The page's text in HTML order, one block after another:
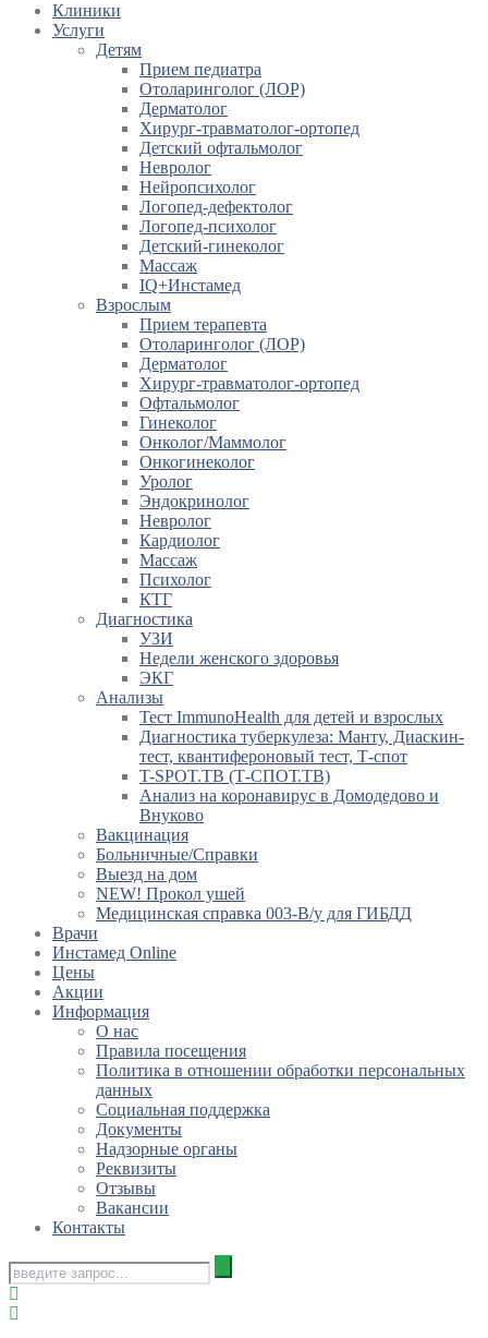
Клиники
Услуги
Детям
Прием педиатра
Отоларинголог (ЛОР)
Дерматолог
Хирург-травматолог-ортопед
Детский офтальмолог
Невролог
Нейропсихолог
Логопед-дефектолог
Логопед-психолог
Детский-гинеколог
Массаж
IQ+Инстамед
Взрослым
Прием терапевта
Отоларинголог (ЛОР)
Дерматолог
Хирург-травматолог-ортопед
Офтальмолог
Гинеколог
Онколог/Маммолог
Онкогинеколог
Уролог
Эндокринолог
Невролог
Кардиолог
Массаж
Психолог
КТГ
Диагностика
УЗИ
Недели женского здоровья
ЭКГ
Анализы
Тест ImmunoHealth для детей и взрослых
Диагностика туберкулеза: Манту, Диаскин-
тест, квантифероновый тест, Т-спот
T-SPOT.TB (Т-СПОТ.ТВ)
Анализ на коронавирус в Домодедово и
Внуково
Вакцинация
Больничные/Справки
Выезд на дом
NEW! Прокол ушей
Медицинская справка 003-В/у для ГИБДД
Врачи
Инстамед Online
Цены
Акции
Информация
О нас
Правила посещения
Политика в отношении обработки персональных
данных
Социальная поддержка
Документы
Надзорные органы
Реквизиты
Отзывы
Вакансии
Контакты